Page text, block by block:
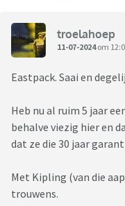
troelahoep
11-07-2024om
Eastpack. Saai en
Heb nu al ruim 5 jaar
behalve viezig hier en
dat ze die 30 jaar
Met Kipling (van die
trouwens.